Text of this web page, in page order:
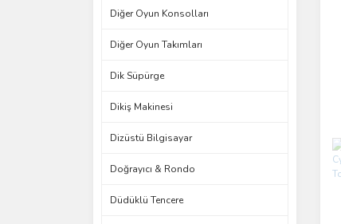
Diğer Oyun Konsolları
Diğer Oyun Takımları
Dik Süpürge
Dikiş Makinesi
Dizüstü Bilgisayar
Doğrayıcı & Rondo
Düdüklü Tencere